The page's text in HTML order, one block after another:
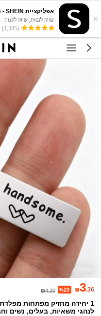
×
אפליקציית SHEIN - מוכן, הכן, סטייל!
שווה לנסות, שווה לקנות
(1,345)
₪3.36
%20
₪4.20
1 יחידה מחזיק מפתחות
לנהגי משאיות, בעלים, נשים